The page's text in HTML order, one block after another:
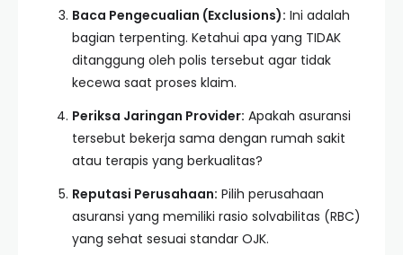
Baca Pengecualian (Exclusions): Ini adalah
bagian terpenting. Ketahui apa yang TIDAK
ditanggung oleh polis tersebut agar tidak
kecewa saat proses klaim.
Periksa Jaringan Provider: Apakah asuransi
tersebut bekerja sama dengan rumah sakit
atau terapis yang berkualitas?
Reputasi Perusahaan: Pilih perusahaan
asuransi yang memiliki rasio solvabilitas (RBC)
yang sehat sesuai standar OJK.